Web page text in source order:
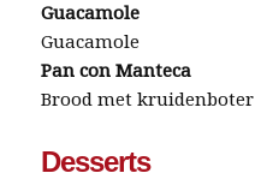
Guacamole
Guacamole
Pan con Manteca
Brood met kruidenboter
Desserts